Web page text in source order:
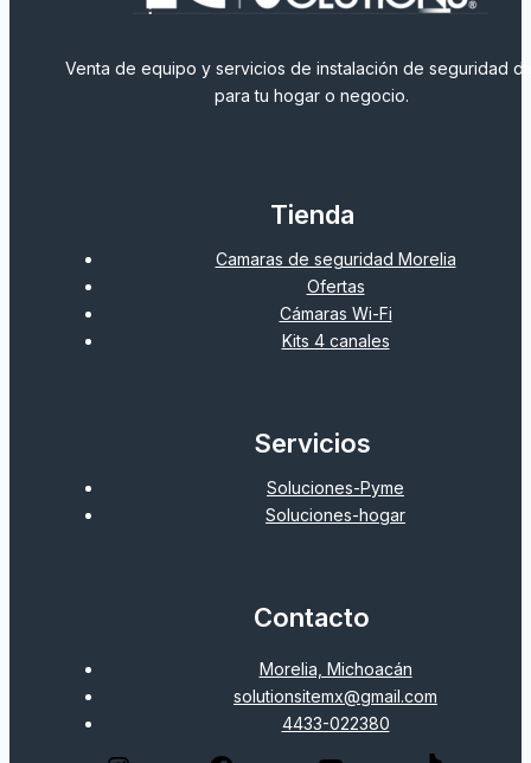
Venta de equipo y servicios de instalación de seguridad
para tu hogar o negocio.
Tienda
Camaras de seguridad Morelia
Ofertas
Cámaras Wi-Fi
Kits 4 canales
Servicios
Soluciones-Pyme
Soluciones-hogar
Contacto
Morelia, Michoacán
solutionsitemx@gmail.com
4433-022380